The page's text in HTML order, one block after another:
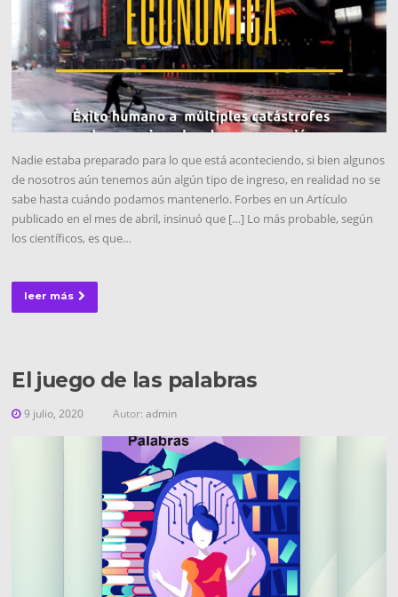
Nadie estaba preparado para lo que está aconteciendo, si bien algunos
de nosotros aún tenemos aún algún tipo de ingreso, en realidad no se
sabe hasta cuándo podamos mantenerlo. Forbes en un Artículo
publicado en el mes de abril, insinuó que […] Lo más probable, según
los científicos, es que…
leer más
El juego de las palabras
9 julio, 2020 Autor:admin